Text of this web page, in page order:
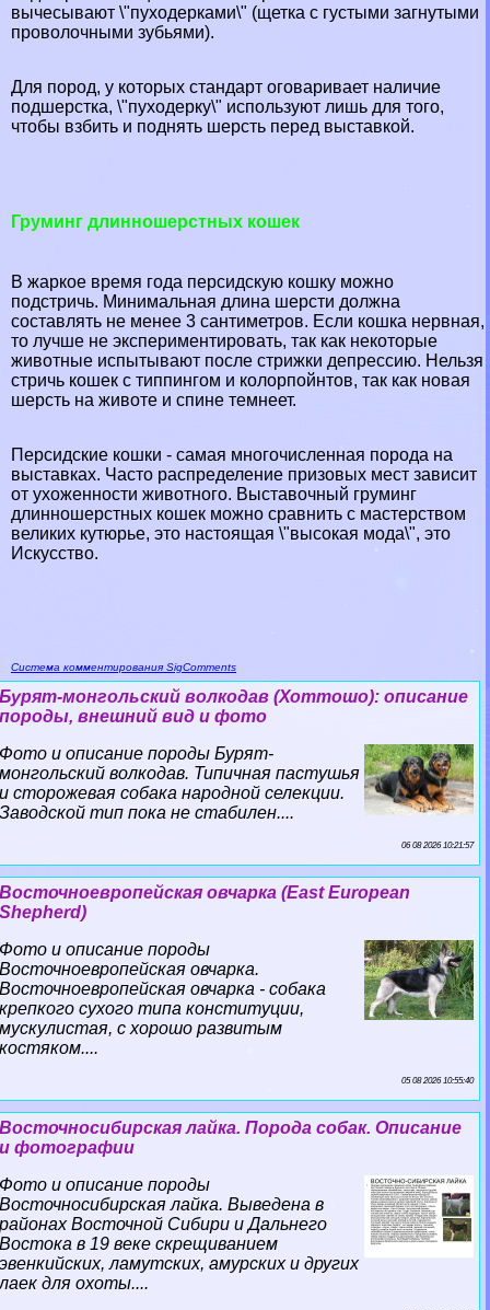
вычесывают \"пуходерками\" (щетка с густыми загнутыми
проволочными зубьями).
Для пород, у которых стандарт оговаривает наличие
подшерстка, \"пуходерку\" используют лишь для того,
чтобы взбить и поднять шерсть перед выставкой.
Груминг длинношерстных кошек
В жаркое время года персидскую кошку можно
подстричь. Минимальная длина шерсти должна
составлять не менее 3 сантиметров. Если кошка нервная,
то лучше не экспериментировать, так как некоторые
животные испытывают после стрижки депрессию. Нельзя
стричь кошек с типпингом и колорпойнтов, так как новая
шерсть на животе и спине темнеет.
Персидские кошки - самая многочисленная порода на
выставках. Часто распределение призовых мест зависит
от ухоженности животного. Выставочный груминг
длинношерстных кошек можно сравнить с мастерством
великих кутюрье, это настоящая \"высокая мода\", это
Искусство.
Система комментирования SigComments
Бурят-монгольский волкодав (Хоттошо): описание
породы, внешний вид и фото
Фото и описание породы Бурят-
монгольский волкодав. Типичная пастушья
и сторожевая собака народной селекции.
Заводской тип пока не стабилен....
06 08 2026 10:21:57
Восточноевропейская овчарка (East European
Shepherd)
Фото и описание породы
Восточноевропейская овчарка.
Восточноевропейская овчарка - собака
крепкого сухого типа конституции,
мускулистая, с хорошо развитым
костяком....
05 08 2026 10:55:40
Восточносибирская лайка. Порода собак. Описание
и фотографии
Фото и описание породы
Восточносибирская лайка. Выведена в
районах Восточной Сибири и Дальнего
Востока в 19 веке скрещиванием
эвенкийских, ламутских, амурских и других
лаек для охоты....